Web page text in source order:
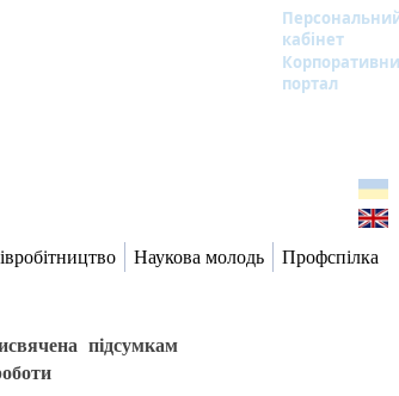
кабінет
портал
Наукова молодь Профспілка
підсумкам